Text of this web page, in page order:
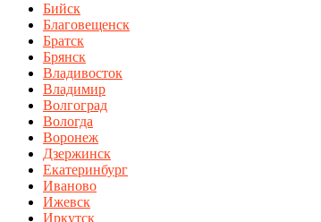
Бийск
Благовещенск
Братск
Брянск
Владивосток
Владимир
Волгоград
Вологда
Воронеж
Дзержинск
Екатеринбург
Иваново
Ижевск
Иркутск